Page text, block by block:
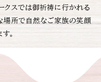
クスでは御祈祷に行かれる
場所で自然なご家族の笑顔
。